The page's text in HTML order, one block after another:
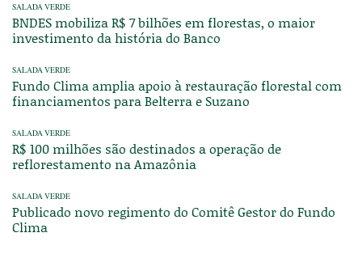
SALADA VERDE
BNDES mobiliza R$ 7 bilhões em florestas, o maior
investimento da história do Banco
SALADA VERDE
Fundo Clima amplia apoio à restauração florestal com
financiamentos para Belterra e Suzano
SALADA VERDE
R$ 100 milhões são destinados a operação de
reflorestamento na Amazônia
SALADA VERDE
Publicado novo regimento do Comitê Gestor do Fundo
Clima